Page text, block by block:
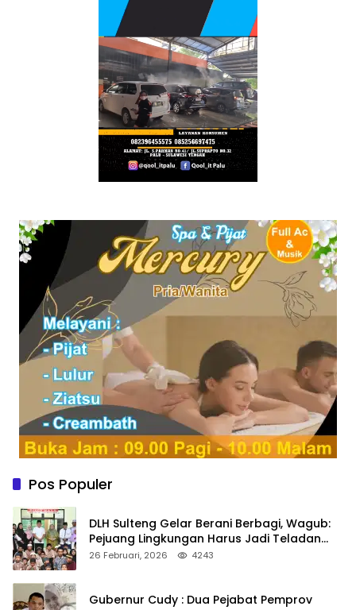
Pos Populer
DLH Sulteng Gelar Berani Berbagi, Wagub:
Pejuang Lingkungan Harus Jadi Teladan
Kepedulian
26 Februari, 2026 4243
Gubernur Cudy : Dua Pejabat Pemprov